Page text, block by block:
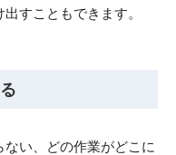
すこともできます。
い、どの作業がどこに